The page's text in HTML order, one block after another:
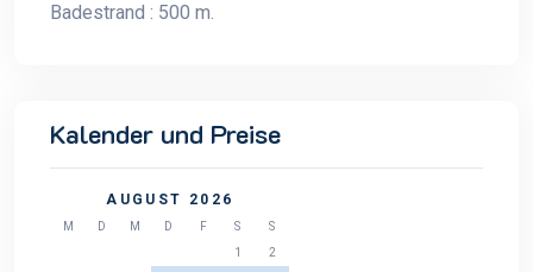
Badestrand : 500 m.
Kalender und Preise
AUGUST 2026
M D M D F S
S
1
2